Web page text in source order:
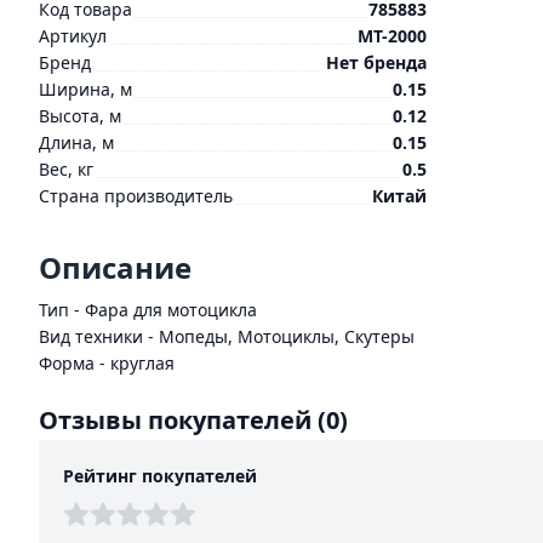
Код товара
785883
Артикул
MT-2000
Бренд
Нет бренда
Ширина, м
0.15
Высота, м
0.12
Длина, м
0.15
Вес, кг
0.5
Страна производитель
Китай
Описание
Тип - Фара для мотоцикла
Вид техники - Мопеды, Мотоциклы, Скутеры
Форма - круглая
Отзывы покупателей (0)
Рейтинг покупателей